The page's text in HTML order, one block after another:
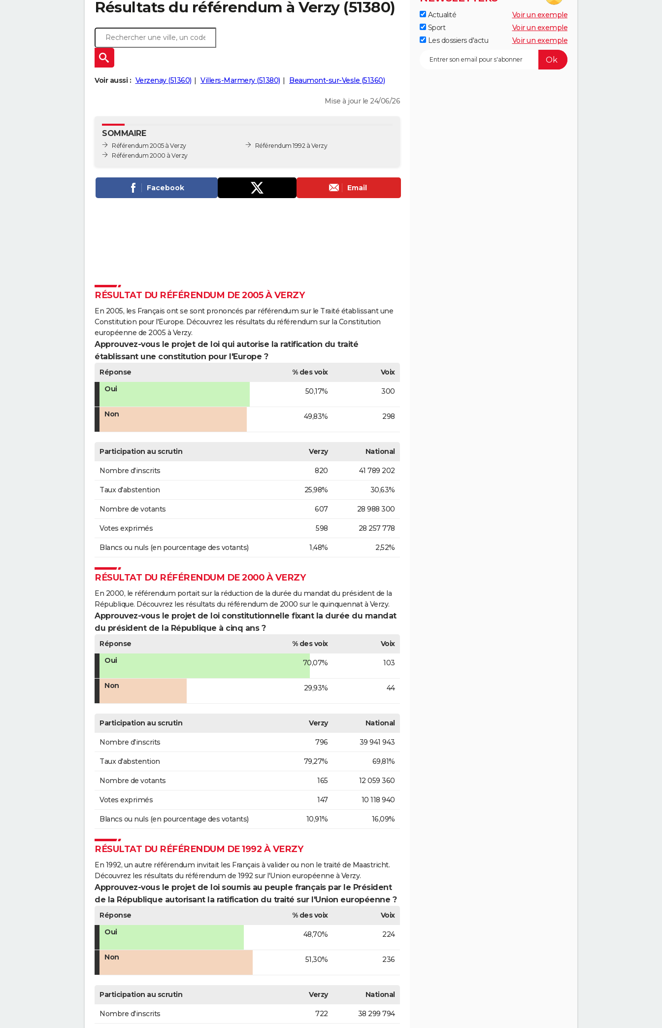
Résultats du référendum à Verzy (51380)
Voir aussi : Verzenay (51360) Villers-Marmery (51380) Beaumont-sur-Vesle (51360)
Mise à jour le 24/06/26
SOMMAIRE
Référendum 2005 à Verzy
Référendum 2000 à Verzy
Référendum 1992 à Verzy
Facebook Email
RÉSULTAT DU RÉFÉRENDUM DE 2005 À VERZY
En 2005, les Français ont se sont prononcés par référendum sur le Traité établissant une
Constitution pour l'Europe. Découvrez les résultats du référendum sur la Constitution
européenne de 2005 à Verzy.
Approuvez-vous le projet de loi qui autorise la ratification du traité
établissant une constitution pour l'Europe ?
Réponse % des voix
Voix
Oui
50,17% 300
Non 49,83% 298
Participation au scrutin Verzy National
Nombre d'inscrits 820 41 789 202
Taux d'abstention 25,98% 30,63%
Nombre de votants 607 28 988 300
Votes exprimés 598 28 257 778
Blancs ou nuls (en pourcentage des votants) 1,48% 2,52%
RÉSULTAT DU RÉFÉRENDUM DE 2000 À VERZY
En 2000, le référendum portait sur la réduction de la durée du mandat du président de la
République. Découvrez les résultats du référendum de 2000 sur le quinquennat à Verzy.
Approuvez-vous le projet de loi constitutionnelle fixant la durée du mandat
du président de la République à cinq ans ?
Réponse % des voix
Voix
Oui
70,07% 103
Non 29,93% 44
Participation au scrutin Verzy National
Nombre d'inscrits 796 39 941 943
Taux d'abstention 79,27% 69,81%
Nombre de votants 165 12 059 360
Votes exprimés 147 10 118 940
Blancs ou nuls (en pourcentage des votants) 10,91% 16,09%
RÉSULTAT DU RÉFÉRENDUM DE 1992 À VERZY
En 1992, un autre référendum invitait les Français à valider ou non le traité de Maastricht.
Découvrez les résultats du référendum de 1992 sur l'Union européenne à Verzy.
Approuvez-vous le projet de loi soumis au peuple français par le Président
de la République autorisant la ratification du traité sur l'Union européenne ?
Réponse % des voix
Voix
Oui
48,70% 224
Non 51,30% 236
Participation au scrutin Verzy National
Nombre d'inscrits 722 38 299 794
Actualité
Voir un exemple
Sport
Voir un exemple
Les dossiers d'actu
Voir un exemple